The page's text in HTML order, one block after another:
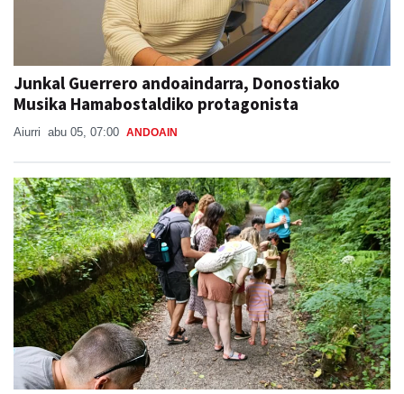
Junkal Guerrero andoaindarra, Donostiako
Musika Hamabostaldiko protagonista
Aiurri abu 05, 07:00 ANDOAIN